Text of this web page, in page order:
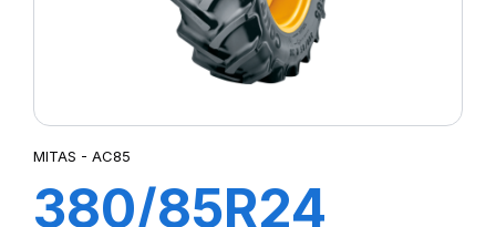
MITAS - AC85
380/85R24